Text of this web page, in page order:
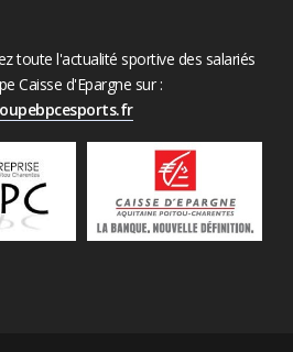
toute l'actualité sportive des salariés
Caisse d'Epargne sur :